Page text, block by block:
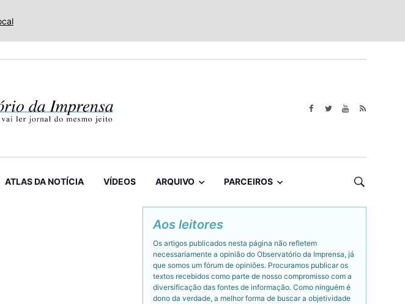
ATLAS DA NOTÍCIA VÍDEOS ARQUIVO PARCEIROS
Aos leitores
Os artigos publicados nesta página não refletem
necessariamente a opinião do Observatório da Imprensa, já
que somos um fórum de opiniões. Procuramos publicar os
textos recebidos como parte de nosso compromisso com a
diversificação das fontes de informação. Como ninguém é
dono da verdade, a melhor forma de buscar a objetividade